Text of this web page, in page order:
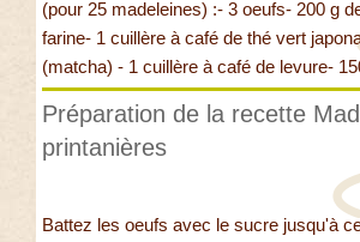
(pour 25 madeleines) :- 3 oeufs- 200 g
farine- 1 cuillère à café de thé vert
(matcha) - 1 cuillère à café de levure-
Préparation de la recette
printanières
Battez les oeufs avec le sucre jusqu'à